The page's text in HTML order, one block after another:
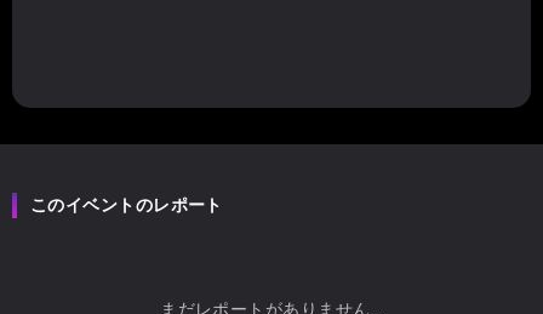
このイベントのレポート
まだレポートがありません...